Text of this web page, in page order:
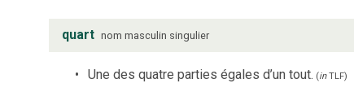
quart nom masculin singulier
Une des quatre parties égales d’un tout. (inTLF)